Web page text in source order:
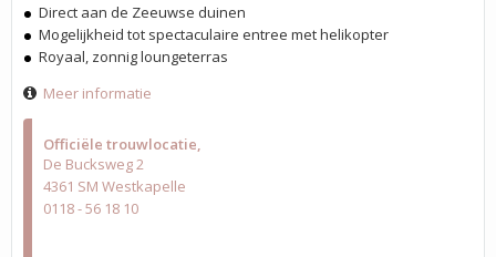
Officiële trouwlocatie
De Bucksweg 2
4361 SM Westkapelle
0118 - 56 18 10
Direct aan de Zeeuwse duinen
Mogelijkheid tot spectaculaire entree met helikopter
Royaal, zonnig loungeterras
Meer informatie